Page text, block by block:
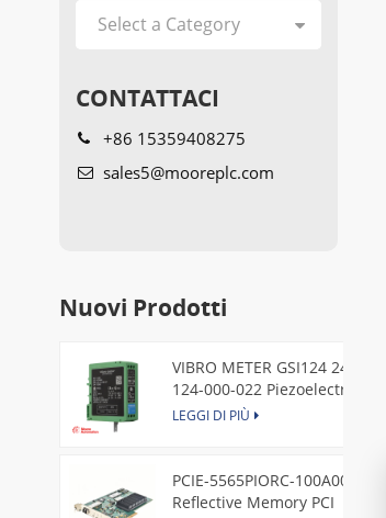
CONTATTACI
+86 15359408275
sales5@mooreplc.com
Nuovi Prodotti
VIBRO METER GSI124 244-
124-000-022 Piezoelectric
Pressure Transducer
LEGGI DI PIÙ
PCIE-5565PIORC-100A00
Reflective Memory PCI